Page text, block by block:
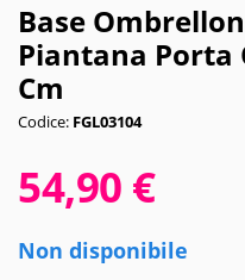
Base
Piantana
Cm
Codice: FGL03104
54,90 €
Non disponibile